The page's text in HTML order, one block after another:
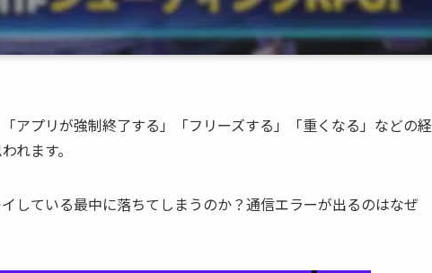
アプリが強制終了する」「フリーズする」「重くなる」などの経
れます。
している最中に落ちてしまうのか？通信エラーが出るのはなぜ